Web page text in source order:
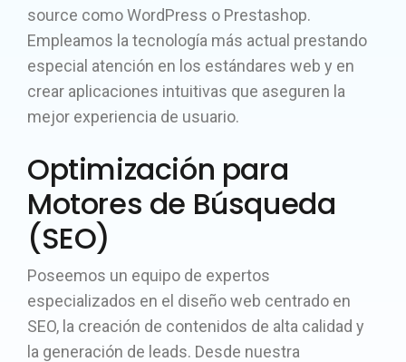
source como WordPress o Prestashop.
Empleamos la tecnología más actual prestando
especial atención en los estándares web y en
crear aplicaciones intuitivas que aseguren la
mejor experiencia de usuario.
Optimización para
Motores de Búsqueda
(SEO)
Poseemos un equipo de expertos
especializados en el diseño web centrado en
SEO, la creación de contenidos de alta calidad y
la generación de leads. Desde nuestra